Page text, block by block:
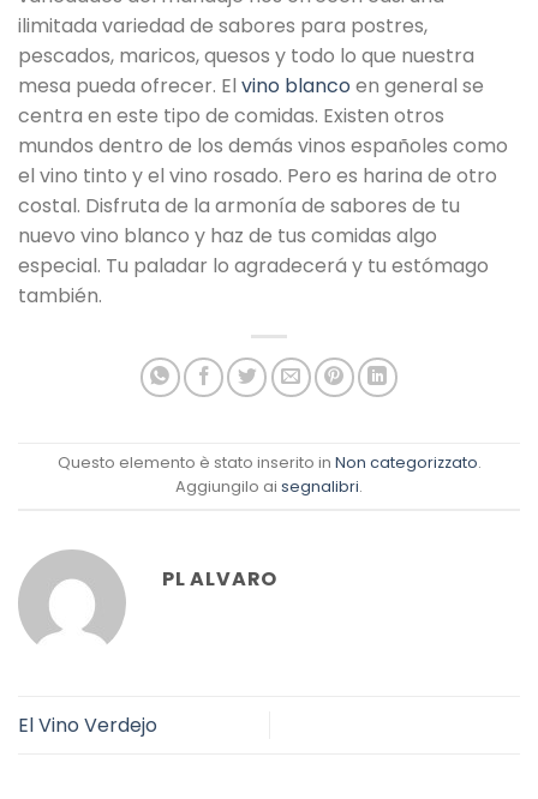
ilimitada variedad de sabores para postres,
pescados, maricos, quesos y todo lo que nuestra
mesa pueda ofrecer. El vino blanco en general se
centra en este tipo de comidas. Existen otros
mundos dentro de los demás vinos españoles como
el vino tinto y el vino rosado. Pero es harina de otro
costal. Disfruta de la armonía de sabores de tu
nuevo vino blanco y haz de tus comidas algo
especial. Tu paladar lo agradecerá y tu estómago
también.
Questo elemento è stato inserito in Non categorizzato.
Aggiungilo ai segnalibri.
PL ALVARO
El Vino Verdejo